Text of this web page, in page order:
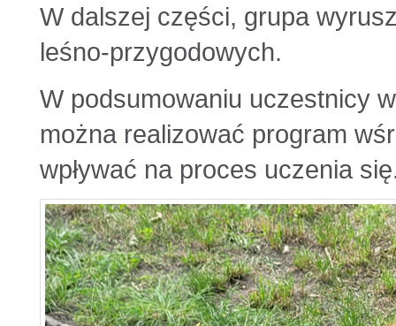
W dalszej części, grupa
leśno-przygodowych.
W podsumowaniu uczestnicy
można realizować program
wpływać na proces uczenia